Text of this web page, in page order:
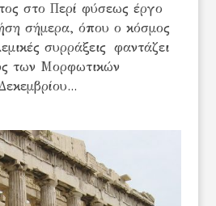
στο Περί φύσεως έργο
σήμερα, όπου ο κόσμος
συρράξεις φαντάζει
των Μορφωτικών